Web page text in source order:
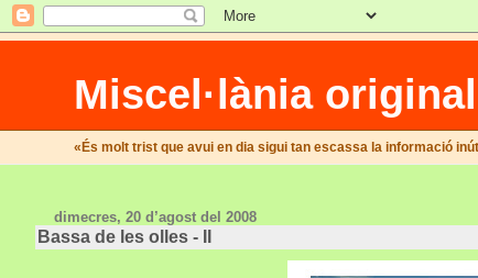
Miscel·lània
«És molt trist que avui en dia sigui tan escassa la informació
dimecres, 20 d’agost del 2008
Bassa de les olles - II